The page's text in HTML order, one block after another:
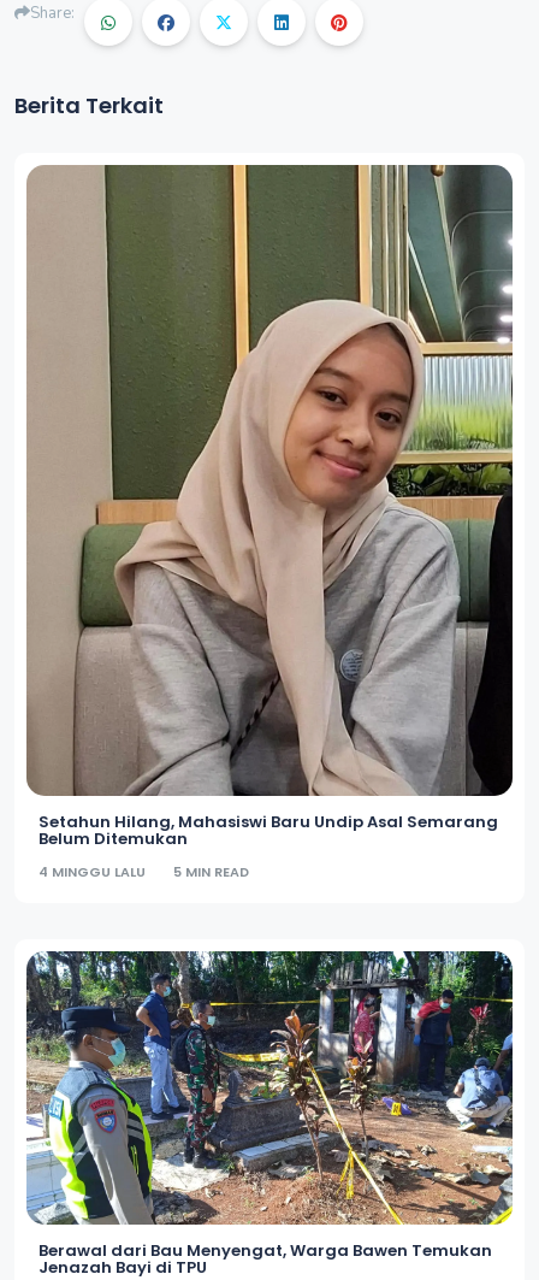
Share:
Berita Terkait
Setahun Hilang, Mahasiswi Baru Undip Asal Semarang
Belum Ditemukan
4 MINGGU LALU 5 MIN READ
Berawal dari Bau Menyengat, Warga Bawen Temukan
Jenazah Bayi di TPU